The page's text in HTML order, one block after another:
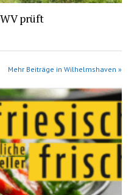
prüft
Mehr Beiträge in Wilhelmshaven »